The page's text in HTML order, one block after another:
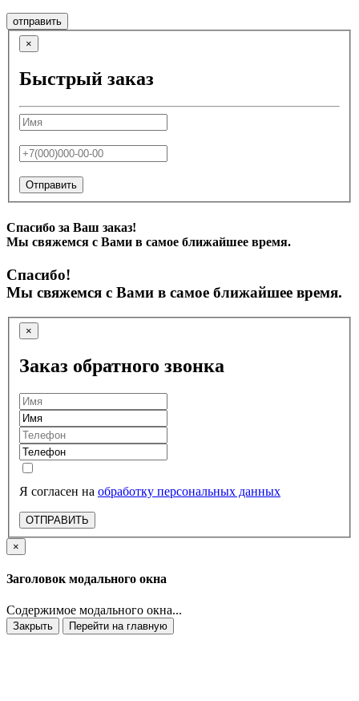
отправить
×
Быстрый заказ
Отправить
Спасибо за Ваш заказ!
Мы свяжемся с Вами в самое ближайшее время.
Спасибо!
Мы свяжемся с Вами в самое ближайшее время.
×
Заказ обратного звонка
Я согласен на обработку персональных данных
ОТПРАВИТЬ
×
Заголовок модального окна
Содержимое модального окна...
Закрыть Перейти на главную